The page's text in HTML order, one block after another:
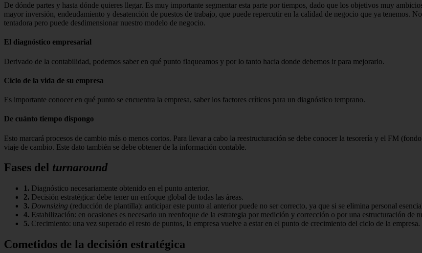
De dónde partes y hasta dónde quie­res llegar. Es muy importante segmen­tar esta parte por tiempos, dado que los objetivos muy
mayor inversión, endeu­damiento y desatención de puestos de trabajo, que puede repercutir en la cali­dad de negocio que ya tenemos.
tentadora pero puede desdimensionar nuestro modelo de negocio.
El diagnóstico empresarial
Derivado de la contabilidad, podemos saber en qué punto flaqueamos y por lo tanto hacia donde debemos ir para mejorarlo.
Ciclo de la vida de su empresa
Es importante conocer en qué punto se encuentra la empresa, saber los fac­tores críticos para un diagnóstico tem­prano.
De cuánto tiempo dispongo
Esto marcará procesos de cambio más o menos cortos. Para llevar a cabo la reestructuración se debe conocer la tesorería y el FM
viaje de cambio. Este dato también se debe obtener de la información contable.
Fases del turnaround
1. Diagnóstico necesariamente obteni­do en el punto anterior.
2. Decisión estratégica: debe tener un enfoque global de todas las áreas.
3. Downsizing (reducción de plantilla): anticipar este punto al anterior puede no ser correcto, ya que si se elimina personal
4. Estabilización: en ocasiones es nece­sario un reenfoque de la estrategia por medición y corrección o por una estructuración de
5. Crecimiento: una vez superado el resto de puntos, la empresa vuelve a estar en el punto de crecimiento del ciclo de la empresa.
Cometidos de la decisión estratégica